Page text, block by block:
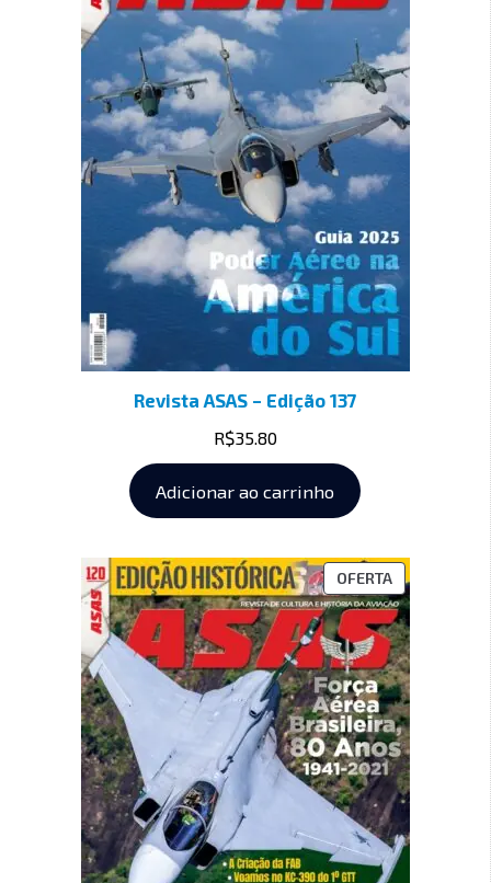
Revista ASAS – Edição 137
R$35.80
Adicionar ao carrinho
OFERTA